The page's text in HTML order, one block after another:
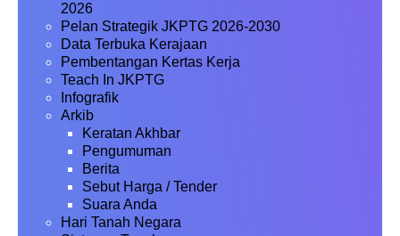
2026
Pelan Strategik JKPTG 2026-2030
Data Terbuka Kerajaan
Pembentangan Kertas Kerja
Teach In JKPTG
Infografik
Arkib
Keratan Akhbar
Pengumuman
Berita
Sebut Harga / Tender
Suara Anda
Hari Tanah Negara